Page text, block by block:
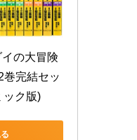
の大冒険
巻完結セッ
ック版)